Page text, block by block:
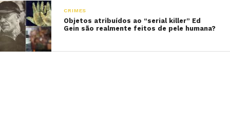
CRIMES
Objetos atribuídos ao “serial killer” Ed
Gein são realmente feitos de pele humana?